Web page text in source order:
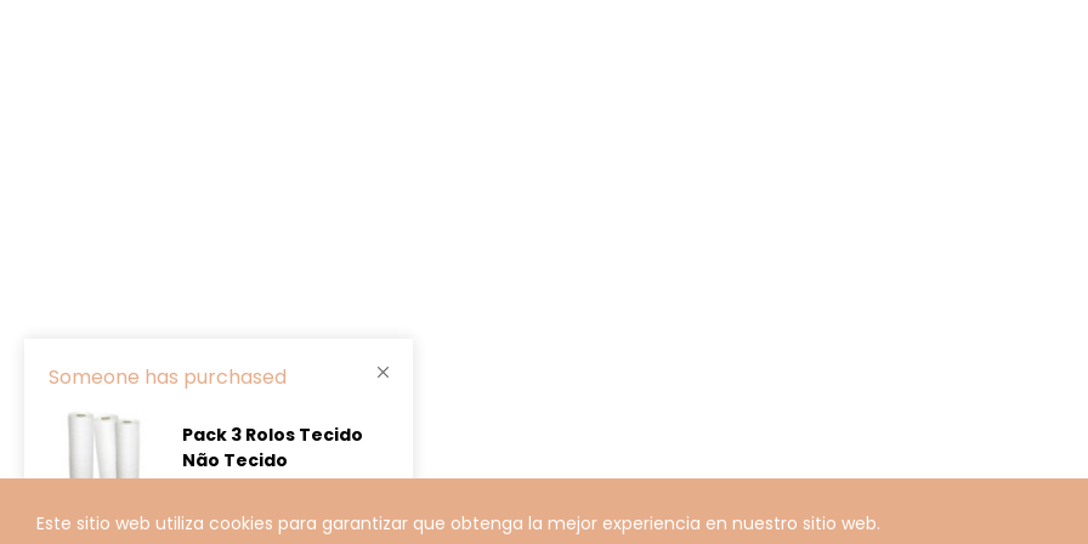
Someone has purchased
Pack 3 Rolos Tecido
Não Tecido
Este sitio web utiliza cookies para garantizar que obtenga la mejor experiencia en nuestro sitio web.